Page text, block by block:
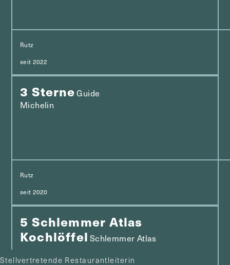
Executive Küchenchef
Restaurantleiter & Gastgeber
Assistenz der Geschäftsleitung
Head Sommelier
Souschef
Inhaber
Junior Souschef
Stellvertretende Restaurantleiterin
Rutz
seit 2022
3 Sterne Guide
Michelin
Rutz
seit 2020
5 Schlemmer Atlas
Kochlöffel Schlemmer Atlas